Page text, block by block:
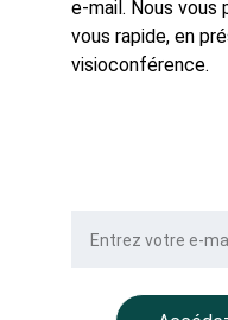
e-mail. Nous vous
vous rapide, en
visioconférence.